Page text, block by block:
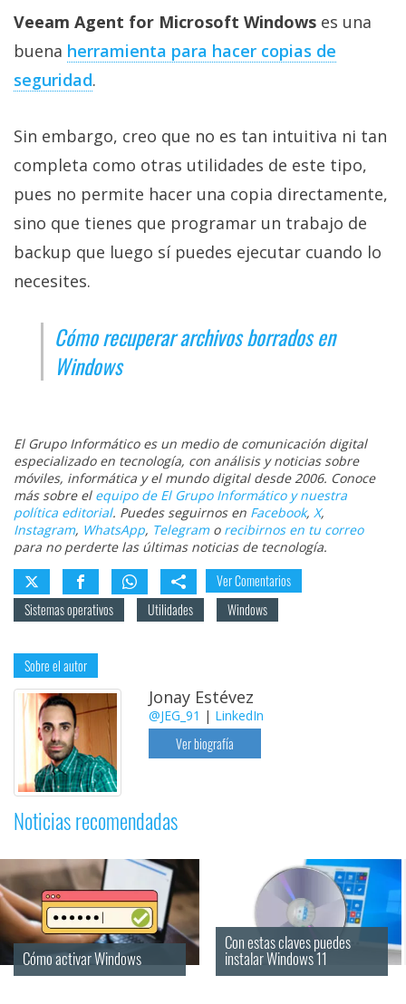
Veeam Agent for Microsoft Windows es una
buena herramienta para hacer copias de
seguridad‎.
Sin embargo, creo que no es tan intuitiva ni tan
completa como otras utilidades de este tipo,
pues no permite hacer una copia directamente,
sino que tienes que programar un trabajo de
backup que luego sí puedes ejecutar cuando lo
necesites.
Cómo recuperar archivos borrados en
Windows
El Grupo Informático es un medio de comunicación digital
especializado en tecnología, con análisis y noticias sobre
móviles, informática y el mundo digital desde 2006. Conoce
más sobre el equipo de El Grupo Informático y nuestra
política editorial. Puedes seguirnos en Facebook, X,
Instagram, WhatsApp, Telegramo recibirnos en tu correo
para no perderte las últimas noticias de tecnología.
Ver Comentarios
Sistemas operativos
Utilidades Windows
Sobre el autor
Jonay Estévez
@JEG_91 | LinkedIn
Ver biografía
Noticias recomendadas
Cómo activar Windows
Con estas claves puedes
instalar Windows 11